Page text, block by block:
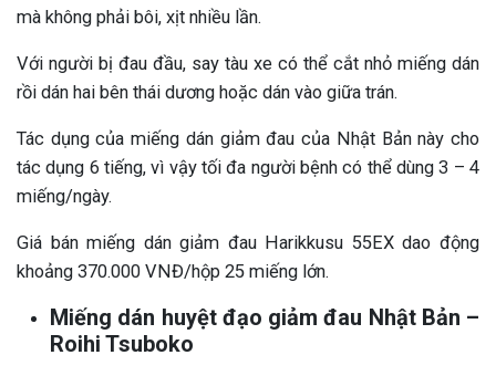
mà không phải bôi, xịt nhiều lần.
Với người bị đau đầu, say tàu xe có thể cắt nhỏ miếng dán
rồi dán hai bên thái dương hoặc dán vào giữa trán.
Tác dụng của miếng dán giảm đau của Nhật Bản này cho
tác dụng 6 tiếng, vì vậy tối đa người bệnh có thể dùng 3 – 4
miếng/ngày.
Giá bán miếng dán giảm đau Harikkusu 55EX dao động
khoảng 370.000 VNĐ/hộp 25 miếng lớn.
Miếng dán huyệt đạo giảm đau Nhật Bản –
Roihi Tsuboko